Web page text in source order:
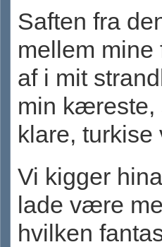
Saften fra
mellem mine
af i mit
min kæreste,
klare, turkise
Vi kigger
lade være
hvilken